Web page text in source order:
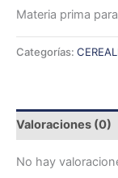
Materia prima
Categorías:
Valoraciones (0)
No hay